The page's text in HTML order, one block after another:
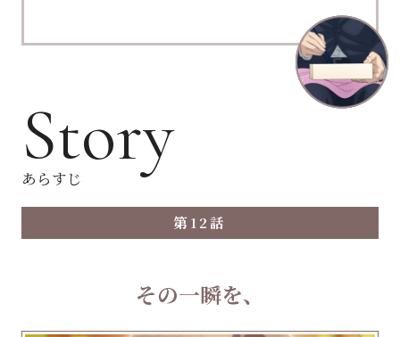
Story
あらすじ
第 12話
その一瞬を、